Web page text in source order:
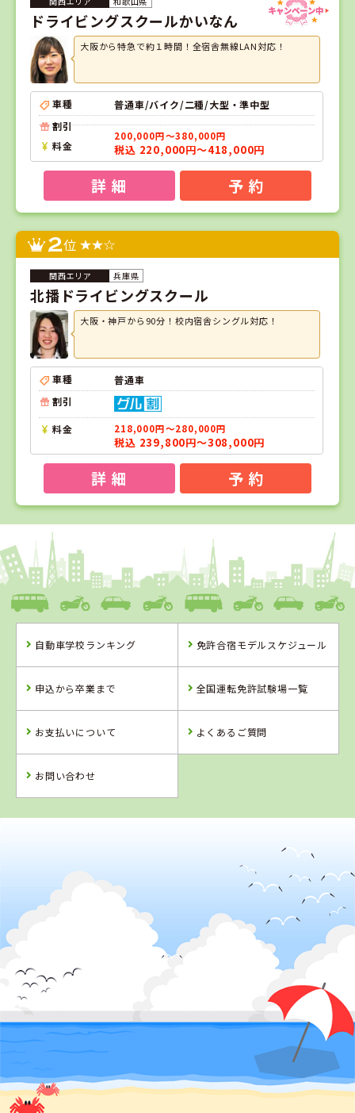
ドライビングスクールかいなん
大阪から特急で約１時間！全宿舎無線LAN対応！
車種
普通車/バイク/二種/大型・準中型
割引
料金
200,000円～380,000円
税込 220,000円～418,000円
詳 細 予 約
2位
兵庫県
北播ドライビングスクール
大阪・神戸から90分！校内宿舎シングル対応！
車種
普通車
割引
料金 218,000円～280,000円
税込 239,800円～308,000円
詳 細 予 約
1
和歌山県
ドライビングスクールかいなん
詳 細 予 約
2位
詳 細 予 約
クールかいなん
予 約
グスクール
自動車学校ランキング 免許合宿モデルスケジュール
申込から卒業まで 全国運転免許試験場一覧
お支払いについて よくあるご質問
お問い合わせ